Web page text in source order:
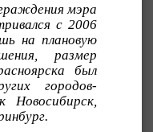
мэра
с 2006
на плановую
размер
был
городов-
Новосибирск,